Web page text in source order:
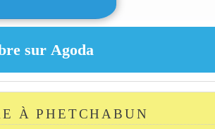
À PHETCHABUN